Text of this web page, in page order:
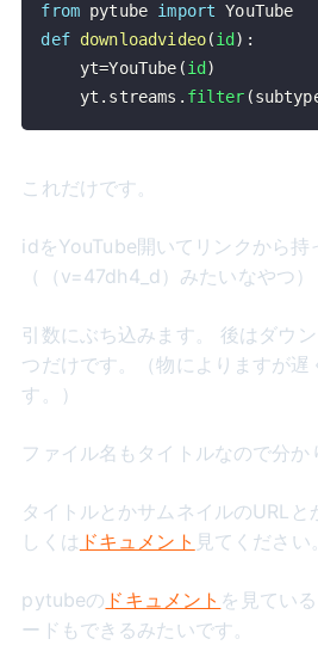
from pytube import
def downloadvideo(id ) :
    yt
=YouTube (id )
    yt
. streams . filter (
これだけです。
idをYouTube開いてリンクから持
（（v=47dh4_d）みたいなやつ）
引数にぶち込みます。 後はダウ
つだけです。（物によりますが遅
す。）
ファイル名もタイトルなので分か
タイトルとかサムネイルのURL
しくは ドキュメント 見てください。
pytubeの ドキュメント を見てい
ードもできるみたいです。